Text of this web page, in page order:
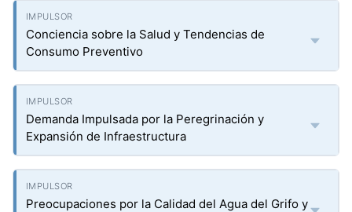
Conciencia sobre la Salud y Tendencias de
Consumo Preventivo
Demanda Impulsada por la Peregrinación y
Expansión de Infraestructura
Preocupaciones por la Calidad del Agua del Grifo y